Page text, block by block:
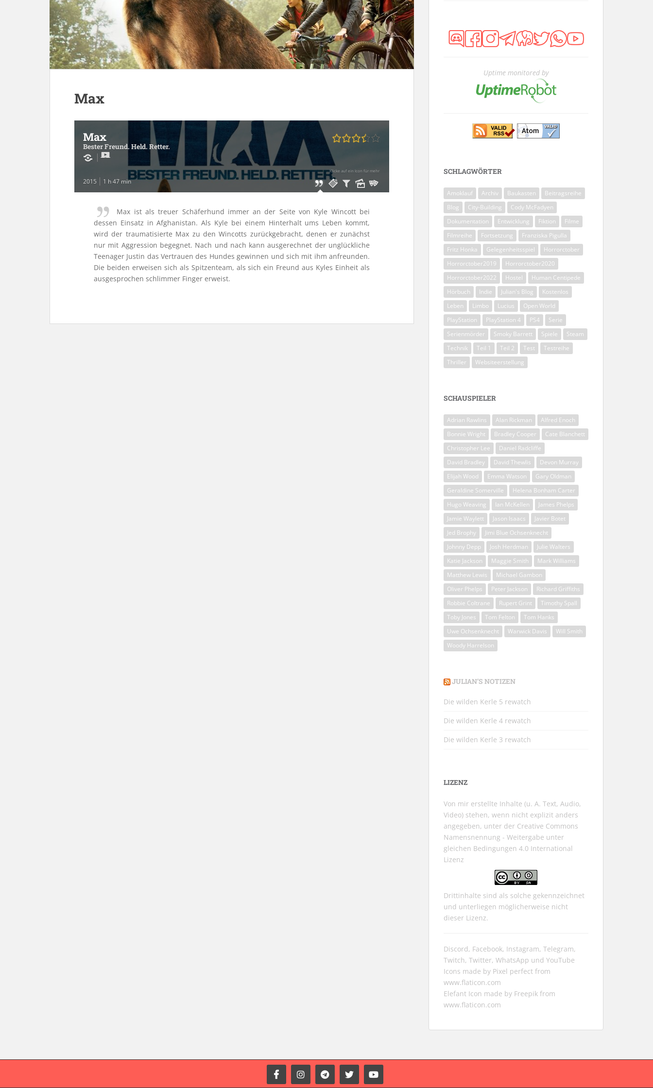
Max
Max
Bester Freund. Held. Retter.
2015 1 h 47 min
Klicke auf ein Icon für mehr
Max ist als treuer Schäferhund immer an der Seite von Kyle Wincott bei
dessen Einsatz in Afghanistan. Als Kyle bei einem Hinterhalt ums Leben kommt,
wird der traumatisierte Max zu den Wincotts zurückgebracht, denen er zunächst
nur mit Aggression begegnet. Nach und nach kann ausgerechnet der unglückliche
Teenager Justin das Vertrauen des Hundes gewinnen und sich mit ihm anfreunden.
Die beiden erweisen sich als Spitzenteam, als sich ein Freund aus Kyles Einheit als
ausgesprochen schlimmer Finger erweist.
Uptime monitored by
SCHLAGWÖRTER
Amoklauf Archiv Baukasten
Beitragsreihe
Blog
City-Building
Cody McFadyen
Dokumentation
Entwicklung Fiktion
Filme
Filmreihe
Fortsetzung
Franziska Pigulla
Fritz Honka
Gelegenheitsspiel
Horrorctober
Horrorctober2019
Horrorctober2020
Horrorctober2022
Hostel
Human Centipede
Hörbuch
Indie Julian's Blog
Kostenlos
Leben
Limbo Lucius
Open World
PlayStation
PlayStation 4 PS4
Serie
Serienmörder
Smoky Barrett Spiele
Steam
Technik
Teil 1 Teil 2 Test
Testreihe
Thriller
Websiteerstellung
SCHAUSPIELER
Adrian Rawlins Alan Rickman
Alfred Enoch
Bonnie Wright
Bradley Cooper
Cate Blanchett
Christopher Lee
Daniel Radcliffe
David Bradley
David Thewlis
Devon Murray
Elijah Wood
Emma Watson
Gary Oldman
Geraldine Somerville
Helena Bonham Carter
Hugo Weaving
Ian McKellen
James Phelps
Jamie Waylett
Jason Isaacs
Javier Botet
Jed Brophy
Jimi Blue Ochsenknecht
Johnny Depp
Josh Herdman
Julie Walters
Katie Jackson
Maggie Smith
Mark Williams
Matthew Lewis
Michael Gambon
Oliver Phelps
Peter Jackson
Richard Griffiths
Robbie Coltrane
Rupert Grint
Timothy Spall
Toby Jones
Tom Felton
Tom Hanks
Uwe Ochsenknecht
Warwick Davis
Will Smith
Woody Harrelson
JULIAN’S NOTIZEN
Die wilden Kerle 5 rewatch
Die wilden Kerle 4 rewatch
Die wilden Kerle 3 rewatch
LIZENZ
Von mir erstellte Inhalte (u. A. Text, Audio,
Video) stehen, wenn nicht explizit anders
angegeben, unter der Creative Commons
Namensnennung - Weitergabe unter
gleichen Bedingungen 4.0 International
Lizenz
Drittinhalte sind als solche gekennzeichnet
und unterliegen möglicherweise nicht
dieser Lizenz.
Discord, Facebook, Instagram, Telegram,
Twitch, Twitter, WhatsApp und YouTube
Icons made by Pixel perfect from
www.flaticon.com
Elefant Icon made by Freepik from
www.flaticon.com